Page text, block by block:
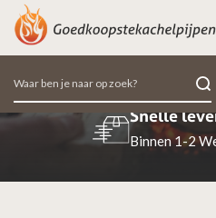
Zoeken
naar:
Snelle
Binnen 1-2